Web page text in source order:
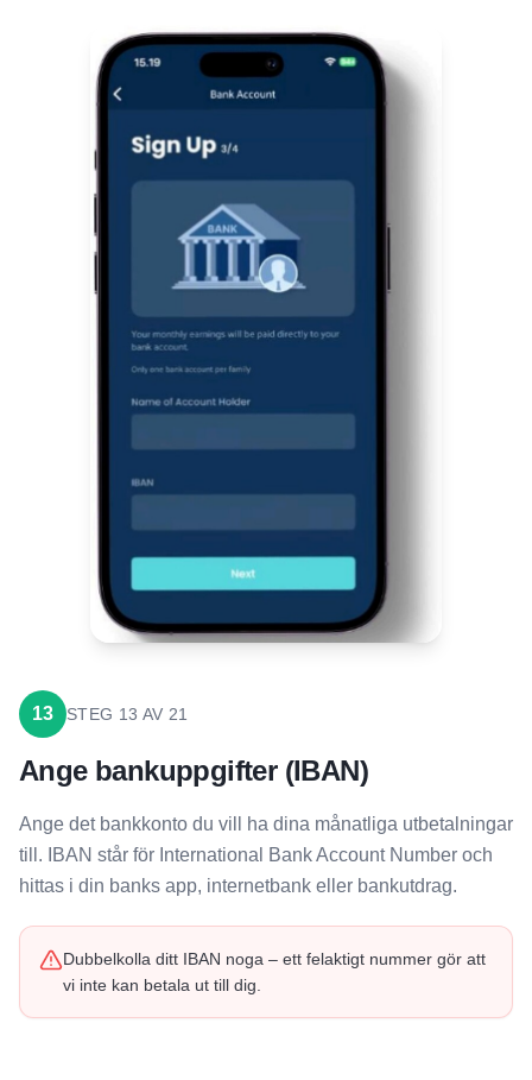
13 STEG 13 AV 21
Ange bankuppgifter (IBAN)
Ange det bankkonto du vill ha dina månatliga utbetalningar
till. IBAN står för International Bank Account Number och
hittas i din banks app, internetbank eller bankutdrag.
Dubbelkolla ditt IBAN noga – ett felaktigt nummer gör att
vi inte kan betala ut till dig.